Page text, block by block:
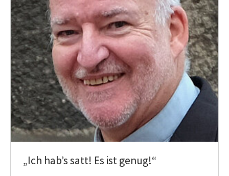
„Ich hab’s satt! Es ist genug!“